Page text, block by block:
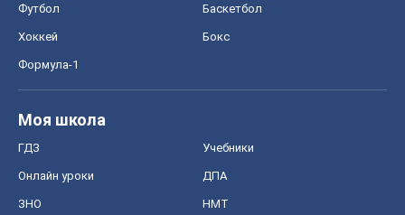
Футбол Баскетбол
Хоккей Бокс
Формула-1
Моя школа
ГДЗ Учебники
Онлайн уроки ДПА
ЗНО НМТ